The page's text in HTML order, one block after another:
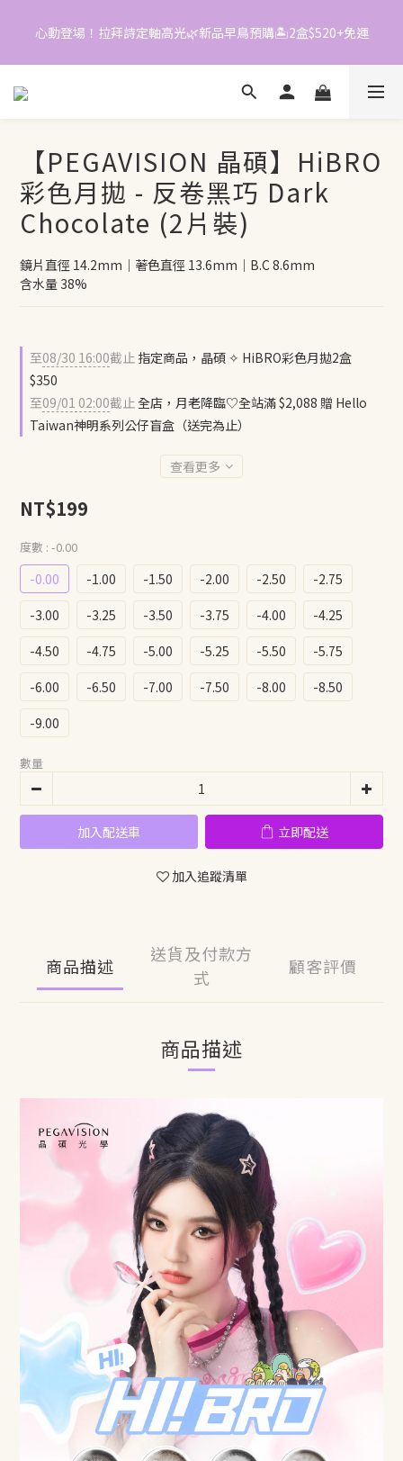
📱加入官方LINE｜領$50折價券
5
3
11
心動登場！拉拜詩定軸高光🌿新品早鳥預購🏝️2盒$520+免運
📱加入官方LINE｜領$50折價券
【PEGAVISION 晶碩】HiBRO
彩色月拋 - 反卷黑巧 Dark
Chocolate (2片裝)
鏡片直徑 14.2mm｜著色直徑 13.6mm｜B.C 8.6mm
含水量 38%
至08/30 16:00截止 指定商品，晶碩 ✧ HiBRO彩色月拋2盒
$350
至09/01 02:00截止全店，月老降臨♡全站滿 $2,088 贈 Hello
Taiwan神明系列公仔盲盒（送完為止）
查看更多
NT$199
度數 : -0.00
-0.00 -1.00 -1.50 -2.00 -2.50
-2.75
-3.00
-3.25 -3.50 -3.75 -4.00
-4.25
-4.50
-4.75 -5.00 -5.25 -5.50
-5.75
-6.00
-6.50 -7.00 -7.50 -8.00
-8.50
-9.00
數量
加入配送車 立即配送
加入追蹤清單
商品描述
送貨及付款方
式
顧客評價
商品描述